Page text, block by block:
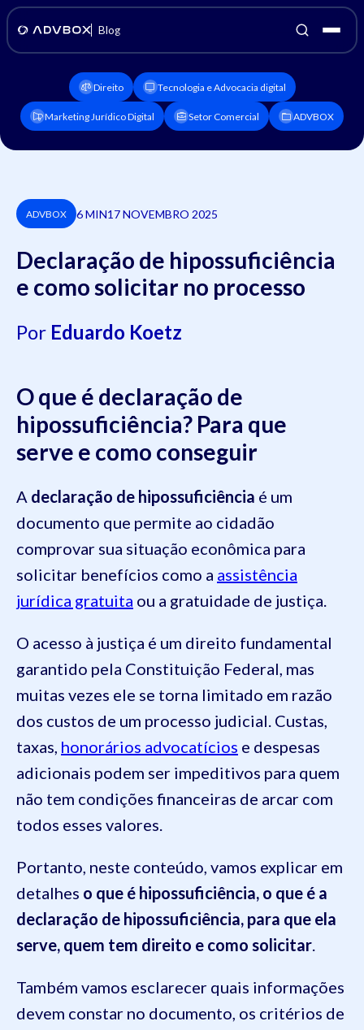
Blog
Direito Tecnologia e Advocacia digital
Marketing Jurídico Digital Setor Comercial ADVBOX
ADVBOX 6 MIN17 NOVEMBRO 2025
Declaração de hipossuficiência
e como solicitar no processo
Por Eduardo Koetz
O que é declaração de
hipossuficiência? Para que
serve e como conseguir
A declaração de hipossuficiência é um
documento que permite ao cidadão
comprovar sua situação econômica para
solicitar benefícios como a assistência
jurídica gratuita ou a gratuidade de justiça.
O acesso à justiça é um direito fundamental
garantido pela Constituição Federal, mas
muitas vezes ele se torna limitado em razão
dos custos de um processo judicial. Custas,
taxas, honorários advocatícios e despesas
adicionais podem ser impeditivos para quem
não tem condições financeiras de arcar com
todos esses valores.
Portanto, neste conteúdo, vamos explicar em
detalhes o que é hipossuficiência, o que é a
declaração de hipossuficiência, para que ela
serve, quem tem direito e como solicitar.
Também vamos esclarecer quais informações
devem constar no documento, os critérios de